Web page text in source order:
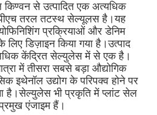
से उत्पादित एक अत्यधिक
तरल तटस्थ सेल्यूलस है।यह
प्रक्रियाओं और डेनिम
लिए डिज़ाइन किया गया है।उत्पाद
केंद्रित सेल्युलेस में से एक है।
में तीसरा सबसे बड़ा औद्योगिक
इथेनॉल उद्योग के परिपक्व होने पर
है।सेल्युलेस भी प्रकृति में प्लांट सेल
एंजाइम हैं।